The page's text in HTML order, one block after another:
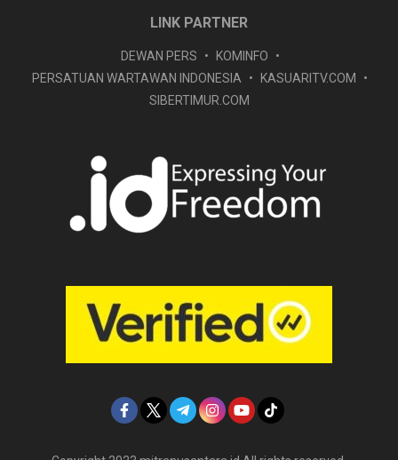
LINK PARTNER
DEWAN PERS
KOMINFO
PERSATUAN WARTAWAN INDONESIA
KASUARITV.COM
SIBERTIMUR.COM